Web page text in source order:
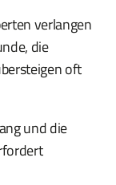
verlangen
die
oft
und die